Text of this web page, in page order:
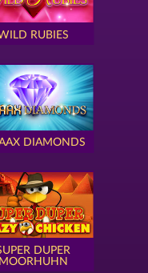
RUBIES
DIAMONDS
DUPER
MOORHUHN